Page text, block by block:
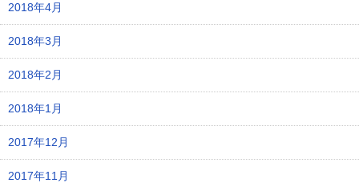
2018年4月
2018年3月
2018年2月
2018年1月
2017年12月
2017年11月